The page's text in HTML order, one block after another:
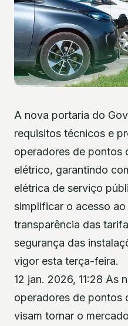
A nova portaria do
requisitos técnicos e
operadores de pontos
elétrico, garantindo
elétrica de serviço
simplificar o acesso
transparência das
segurança das
vigor esta terça-feira.
12 jan. 2026, 11:28 As
operadores de pontos
visam tornar o